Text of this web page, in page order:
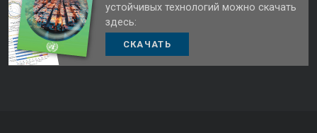
устойчивых технологий можно скачать
здесь:
СКАЧАТЬ